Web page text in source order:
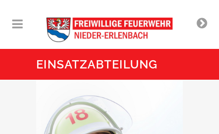
EINSATZABTEILUNG